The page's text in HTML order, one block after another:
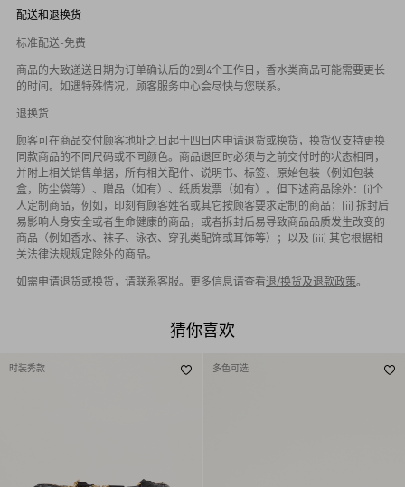
配送和退换货
标准配送-免费
商品的大致递送日期为订单确认后的2到4个工作日，香水类商品可能需要更长
的时间。如遇特殊情况，顾客服务中心会尽快与您联系。
退换货
顾客可在商品交付顾客地址之日起十四日内申请退货或换货，换货仅支持更换
同款商品的不同尺码或不同颜色。商品退回时必须与之前交付时的状态相同，
并附上相关销售单据，所有相关配件、说明书、标签、原始包装（例如包装
盒，防尘袋等）、赠品（如有）、纸质发票（如有）。但下述商品除外：(i)个
人定制商品，例如，印刻有顾客姓名或其它按顾客要求定制的商品；(ii) 拆封后
易影响人身安全或者生命健康的商品，或者拆封后易导致商品品质发生改变的
商品（例如香水、袜子、泳衣、穿孔类配饰或耳饰等）；以及 (iii) 其它根据相
关法律法规规定除外的商品。
如需申请退货或换货，请联系客服。更多信息请查看退/换货及退款政策。
猜你喜欢
时装秀款 多色可选